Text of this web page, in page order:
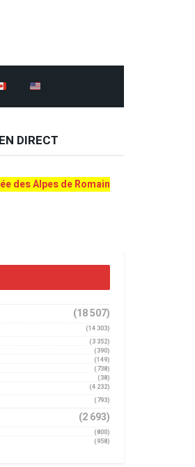
DIRECT
des Alpes de Romain
(18 507)
(14 303)
(3 352)
(390)
(149)
(738)
(38)
(4 232)
(793)
(2 693)
(800)
(958)